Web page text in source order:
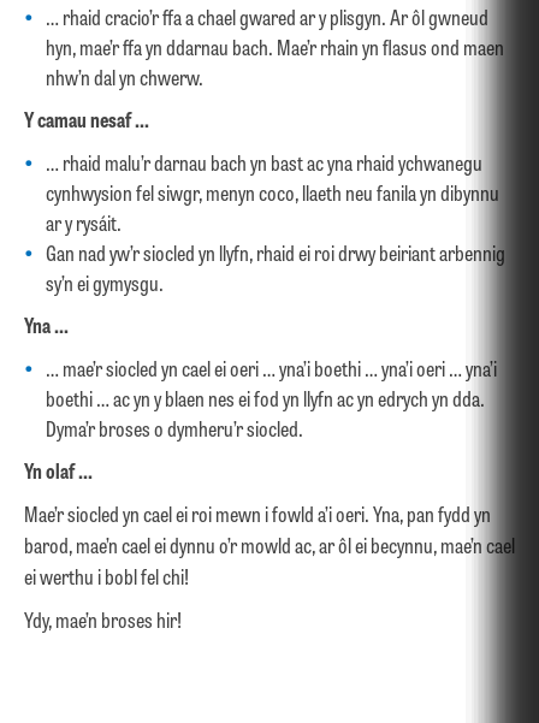
… rhaid cracio’r ffa a chael gwared ar y plisgyn. Ar ôl gwneud
hyn, mae’r ffa yn ddarnau bach. Mae’r rhain yn flasus ond maen
nhw’n dal yn chwerw.
Y camau nesaf …
… rhaid malu’r darnau bach yn bast ac yna rhaid ychwanegu
cynhwysion fel siwgr, menyn coco, llaeth neu fanila yn dibynnu
ar y rysáit.
Gan nad yw’r siocled yn llyfn, rhaid ei roi drwy beiriant arbennig
sy’n ei gymysgu.
Yna …
… mae’r siocled yn cael ei oeri … yna’i boethi … yna’i oeri … yna’i
boethi … ac yn y blaen nes ei fod yn llyfn ac yn edrych yn dda.
Dyma’r broses o dymheru’r siocled.
Yn olaf …
Mae’r siocled yn cael ei roi mewn i fowld a’i oeri. Yna, pan fydd yn
barod, mae’n cael ei dynnu o’r mowld ac, ar ôl ei becynnu, mae’n cael
ei werthu i bobl fel chi!
Ydy, mae’n broses hir!